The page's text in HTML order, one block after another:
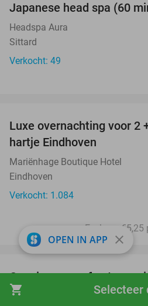
shopping_cart Selecteer
Japanese head spa (60
Headspa Aura
Sittard
Verkocht: 49
Luxe overnachting voor 2
hartje Eindhoven
Mariënhage Boutique Hotel
Eindhoven
Verkocht: 1.084
Excl. ca.
Cupping, rug- of
of 60 min)
OPEN IN APP close